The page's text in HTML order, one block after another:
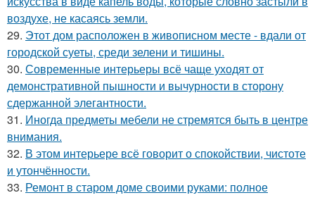
воздухе, не касаясь земли.
29. Этот дом расположен в живописном месте - вдали от
городской суеты, среди зелени и тишины.
30. Современные интерьеры всё чаще уходят от
демонстративной пышности и вычурности в сторону
сдержанной элегантности.
31. Иногда предметы мебели не стремятся быть в центре
внимания.
32. В этом интерьере всё говорит о спокойствии, чистоте
и утончённости.
33. Ремонт в старом доме своими руками: полное